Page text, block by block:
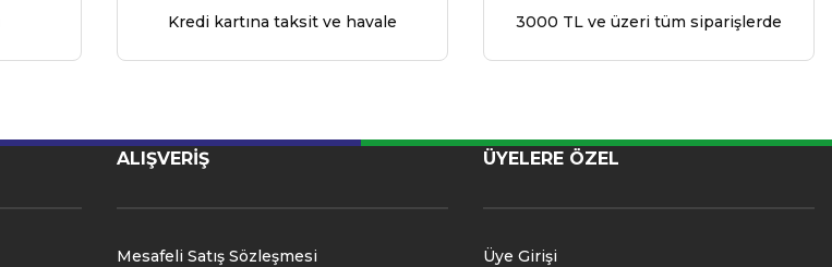
Kredi kartına taksit ve havale
3000 TL ve üzeri tüm siparişlerde
ALIŞVERİŞ
Mesafeli Satış Sözleşmesi
ÜYELERE ÖZEL
Üye Girişi